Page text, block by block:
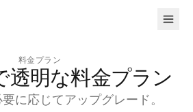
ログイン
料金プラン
透明な料金プラン
に応じてアップグレード。